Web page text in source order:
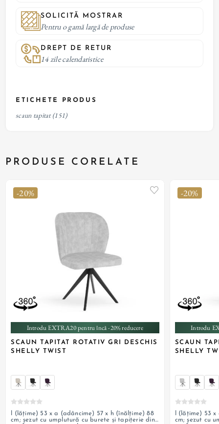
SOLICITĂ MOSTRAR
Pentru o gamă largă de produse
DREPT DE RETUR
14 zile calendaristice
ETICHETE PRODUS
scaun tapitat (151)
PRODUSE CORELATE
-20%
Introdu EXTRA20 pentru încă -20% reducere
SCAUN TAPITAT ROTATIV GRI DESCHIS
SHELLY TWIST
l (lățime) 53 x a (adâncime) 57 x h (înălțime) 88
cm; șezut cu umplutură cu burete și tapițerie din
-20%
Introdu
SCAUN
SHELLY
l (lățime) 53
cm; șezut cu